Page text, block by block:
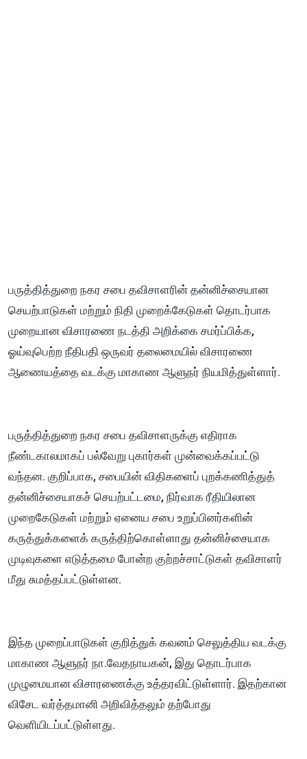
பருத்தித்துறை நகர சபை தவிசாளரின் தன்னிச்சையான
செயற்பாடுகள் மற்றும் நிதி முறைக்கேடுகள் தொடர்பாக
முறையான விசாரணை நடத்தி அறிக்கை சமர்ப்பிக்க,
ஓய்வுபெற்ற நீதிபதி ஒருவர் தலைமையில் விசாரணை
ஆணையத்தை வடக்கு மாகாண ஆளுநர் நியமித்துள்ளார்.
பருத்தித்துறை நகர சபை தவிசாளருக்கு எதிராக
நீண்டகாலமாகப் பல்வேறு புகார்கள் முன்வைக்கப்பட்டு
வந்தன. குறிப்பாக, சபையின் விதிகளைப் புறக்கணித்துத்
தன்னிச்சையாகச் செயற்பட்டமை, நிர்வாக ரீதியிலான
முறைகேடுகள் மற்றும் ஏனைய சபை உறுப்பினர்களின்
கருத்துக்களைக் கருத்திற்கொள்ளாது தன்னிச்சையாக
முடிவுகளை எடுத்தமை போன்ற குற்றச்சாட்டுகள் தவிசாளர்
மீது சுமத்தப்பட்டுள்ளன.
இந்த முறைப்பாடுகள் குறித்துக் கவனம் செலுத்திய வடக்கு
மாகாண ஆளுநர் நா.வேதநாயகன், இது தொடர்பாக
முழுமையான விசாரணைக்கு உத்தரவிட்டுள்ளார். இதற்கான
விசேட வர்த்தமானி அறிவித்தலும் தற்போது
வெளியிடப்பட்டுள்ளது.